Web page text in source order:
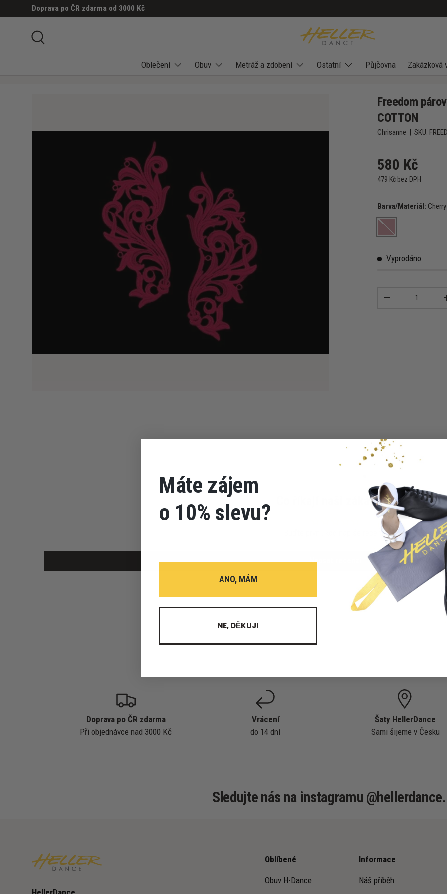
PŘESKOČIT NA OBSAH
Doprava po ČR zdarma od 3000 Kč
Oblečení Obuv Metráž a zdobení Ostatní Půjčovna Zakázková
Freedom
COTTON
Chrisanne |SKU:
580 Kč
479 Kč bez DPH
Barva/Materiál:
Cherry Red
Vyprodáno
+
Co říkají naši zákazníci
Buďte první, kdo napíše recenzi
Napsat recenzi
Doprava po ČR zdarma
Při objednávce nad 3000 Kč
Vrácení
do 14 dní
Šaty HellerDance
Sami šijeme v Česku
Sledujte nás na instagramu
Oblíbené
Obuv H-Dance
Informace
Náš příběh
Máte zájem
o 10% slevu?
ANO, MÁM
NE, DĚKUJI